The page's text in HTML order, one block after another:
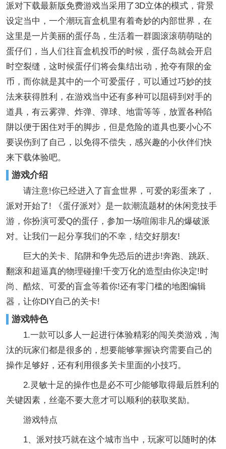
派对下载最新版免费游戏当采用了3D立体的模式，背景
设定当中，一个潮玩盲盒机里有着奇妙的内部世界，在
这里是一片美丽的蛋仔岛，生活着一群圆滚滚萌萌哒的
蛋仔们，当人们往盲盒机投币的时候，蛋仔岛就会开启
时空裂缝，这时候蛋仔们将会集结出动，抢夺有限的金
币，而你就是其中的一个可爱蛋仔，可以通过巧妙的技
法来获得胜利，在游戏当中还有多种可以阻碍到对手的
道具，有云雾弹、炸弹、弹球、地雷等等，放置各种陷
阱以便于困住对手的脚步，但是危险的道具也要小心不
要误伤到了自己，以免得不偿失，感兴趣的小伙伴们快
来下载体验吧。
游戏介绍
请注意!你已经进入了盲盒世界，可爱的彩蛋来了，
派对开始了! 《蛋仔派对》是一款潮流题材的休闲竞技手
游，你扮演可爱Q的蛋仔，参加一场喧闹非凡的爆破派
对。让我们一起分享我们的不幸，结交好朋友!
巨大的关卡、陷阱和争先恐后的进步!奔跑、跳跃、
翻滚和超逼真的物理碰撞!千变万化的造型由你决定!时
尚、酷炫、可爱的盲盒等着你!还有零门槛的地图编辑
器，让你DIY自己的关卡!
游戏特色
1.一款可以多人一起进行体验精彩的闯关类游戏，淘
汰的玩家们都是很多的，想要能够掌握诀窍需要自己的
操作足够好，还有利用很多关卡里面的小技巧。
2.灵敏十足的操作也是必不可少能够取得最后胜利的
关键因素，丝毫不要大意才可以顺利的获取奖励。
游戏特点
1、派对技巧就在这个城市当中，玩家可以随时的体